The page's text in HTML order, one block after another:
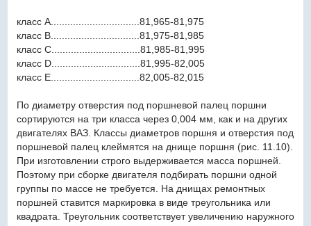
класс A................................81,965-81,975
класс B................................81,975-81,985
класс C................................81,985-81,995
класс D................................81,995-82,005
класс E................................82,005-82,015
По диаметру отверстия под поршневой палец поршни
сортируются на три класса через 0,004 мм, как и на других
двигателях ВАЗ. Классы диаметров поршня и отверстия под
поршневой палец клеймятся на днище поршня (рис. 11.10).
При изготовлении строго выдерживается масса поршней.
Поэтому при сборке двигателя подбирать поршни одной
группы по массе не требуется. На днищах ремонтных
поршней ставится маркировка в виде треугольника или
квадрата. Треугольник соответствует увеличению наружного